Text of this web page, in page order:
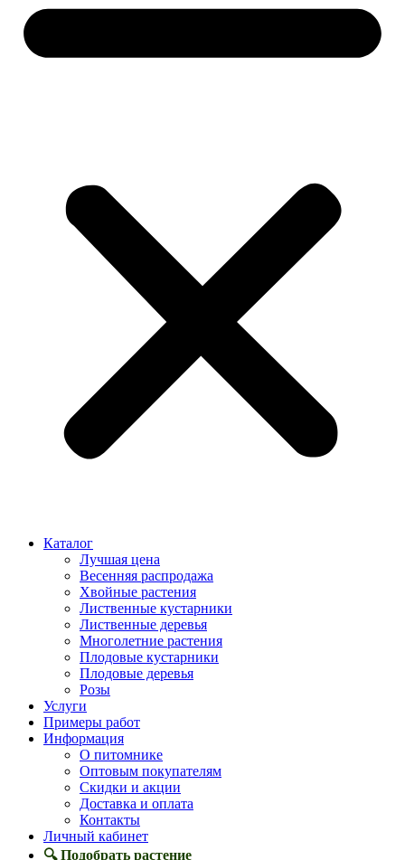
Каталог
Лучшая цена
Весенняя распродажа
Хвойные растения
Лиственные кустарники
Лиственные деревья
Многолетние растения
Плодовые кустарники
Плодовые деревья
Розы
Услуги
Примеры работ
Информация
О питомнике
Оптовым покупателям
Скидки и акции
Доставка и оплата
Контакты
Личный кабинет
🔍 Подобрать растение